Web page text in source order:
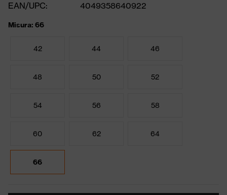
EAN/UPC:
4049358640922
Misura: 66
42 44 46
48 50 52
54 56 58
60 62 64
66